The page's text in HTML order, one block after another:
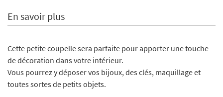
En savoir plus
Cette petite coupelle sera parfaite pour apporter une touche
de décoration dans votre intérieur.
Vous pourrez y déposer vos bijoux, des clés, maquillage et
toutes sortes de petits objets.